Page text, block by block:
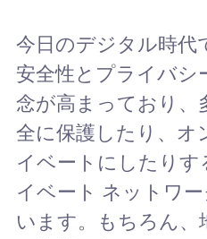
今日のデジタル時代
安全性とプライバシ
念が高まっており、
全に保護したり、オ
イベートにしたりす
イベート ネットワー
います。もちろん、